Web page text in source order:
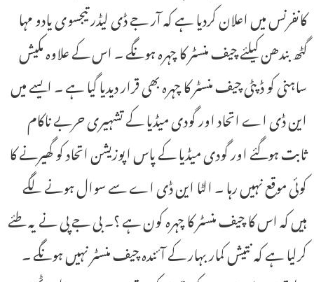
کانفرنس میں اعلان کردیا ہے کہ آر جے ڈی لیڈر تیجسوی یادو مہا
گٹھ بندھن کیلئے چیف منسٹر کا چہرہ ہونگے ۔ اس کے علاوہ مکیش
ساہنی کو ڈپٹی چیف منسٹر کا چہرہ بھی قرار دیدیا گیا ہے ۔ ایسے میں
این ڈی اے اتحاد اور گودی میڈیا کے تشہیری حربے ناکام
ثابت ہوگئے اور گودی میڈیا کے پاس اپوزیشن اتحاد کو گھیرنے کا
کوئی موقع نہیں رہا ۔ الٹا این ڈی اے سے سوال ہونے لگے
ہیں کہ اس کا چیف منسٹر کا چہرہ کون ہے ؟۔ بی جے پی نے یہ طئے
کرلیا ہے کہ نتیش کمار بہار کے آئندہ چیف منسٹر نہیں ہونگے ۔